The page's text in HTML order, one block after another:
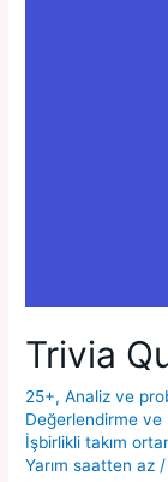
Trivia
25+,Analiz ve
Değerlendirme ve
İşbirlikli takım
Yarım saatten az